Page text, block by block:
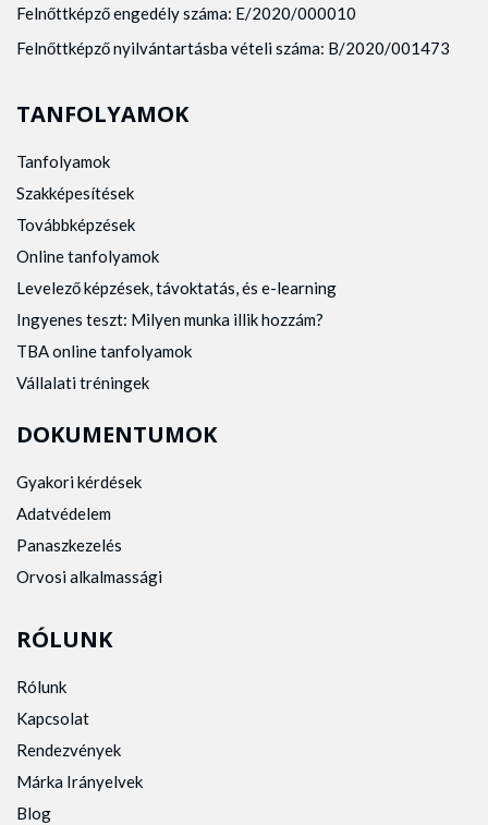
Felnőttképző engedély száma: E/2020/000010
Felnőttképző nyilvántartásba vételi száma: B/2020/001473
TANFOLYAMOK
Tanfolyamok
Szakképesítések
Továbbképzések
Online tanfolyamok
Levelező képzések, távoktatás, és e-learning
Ingyenes teszt: Milyen munka illik hozzám?
TBA online tanfolyamok
Vállalati tréningek
DOKUMENTUMOK
Gyakori kérdések
Adatvédelem
Panaszkezelés
Orvosi alkalmassági
RÓLUNK
Rólunk
Kapcsolat
Rendezvények
Márka Irányelvek
Blog